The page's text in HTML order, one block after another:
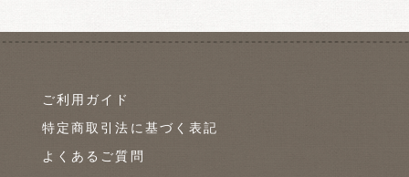
ご利用ガイド
特定商取引法に基づく表記
よくあるご質問